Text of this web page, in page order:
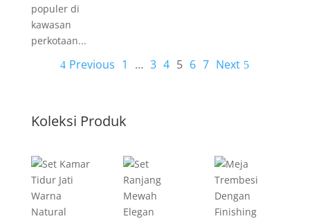
populer di
kawasan
perkotaan...
Previous 1 … 3 4 5 6 7 Next
Koleksi Produk